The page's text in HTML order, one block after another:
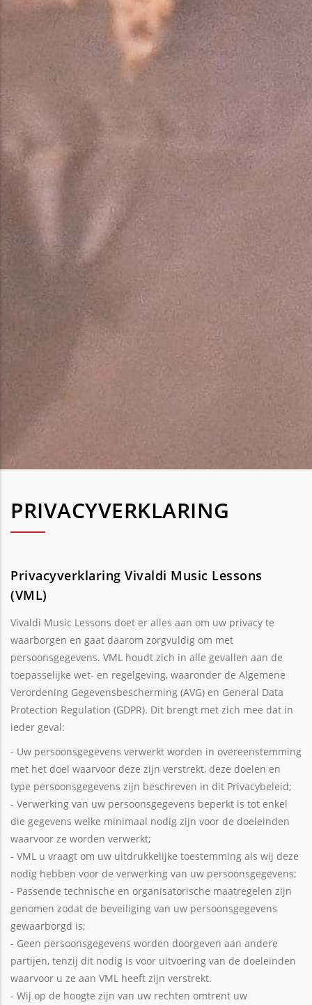
PRIVACYVERKLARING
Privacyverklaring Vivaldi Music Lessons
(VML)
Vivaldi Music Lessons doet er alles aan om uw privacy te
waarborgen en gaat daarom zorgvuldig om met
persoonsgegevens. VML houdt zich in alle gevallen aan de
toepasselijke wet- en regelgeving, waaronder de Algemene
Verordening Gegevensbescherming (AVG) en General Data
Protection Regulation (GDPR). Dit brengt met zich mee dat in
ieder geval:
- Uw persoonsgegevens verwerkt worden in overeenstemming
met het doel waarvoor deze zijn verstrekt, deze doelen en
type persoonsgegevens zijn beschreven in dit Privacybeleid;
- Verwerking van uw persoonsgegevens beperkt is tot enkel
die gegevens welke minimaal nodig zijn voor de doeleinden
waarvoor ze worden verwerkt;
- VML u vraagt om uw uitdrukkelijke toestemming als wij deze
nodig hebben voor de verwerking van uw persoonsgegevens;
- Passende technische en organisatorische maatregelen zijn
genomen zodat de beveiliging van uw persoonsgegevens
gewaarborgd is;
- Geen persoonsgegevens worden doorgeven aan andere
partijen, tenzij dit nodig is voor uitvoering van de doeleinden
waarvoor u ze aan VML heeft zijn verstrekt.
- Wij op de hoogte zijn van uw rechten omtrent uw